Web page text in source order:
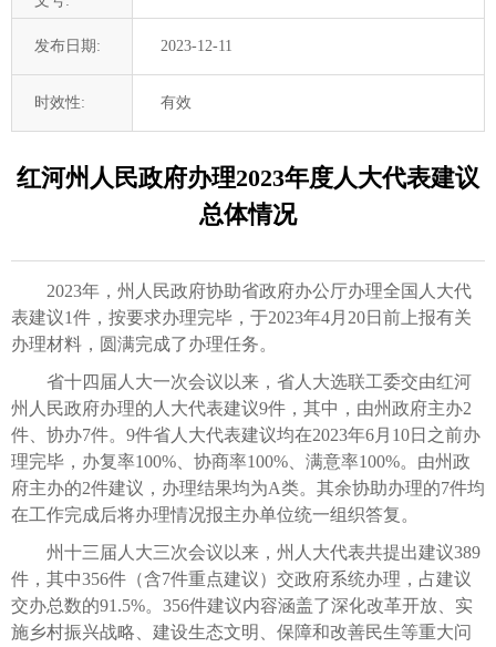
发布日期: 2023-12-11
时效性: 有效
红河州人民政府办理2023年度人大代表建议
总体情况
2023年，州人民政府协助省政府办公厅办理全国人大代
表建议1件，按要求办理完毕，于2023年4月20日前上报有关
办理材料，圆满完成了办理任务。
省十四届人大一次会议以来，省人大选联工委交由红河
州人民政府办理的人大代表建议9件，其中，由州政府主办2
件、协办7件。9件省人大代表建议均在2023年6月10日之前办
理完毕，办复率100%、协商率100%、满意率100%。由州政
府主办的2件建议，办理结果均为A类。其余协助办理的7件均
在工作完成后将办理情况报主办单位统一组织答复。
州十三届人大三次会议以来，州人大代表共提出建议389
件，其中356件（含7件重点建议）交政府系统办理，占建议
交办总数的91.5%。356件建议内容涵盖了深化改革开放、实
施乡村振兴战略、建设生态文明、保障和改善民生等重大问